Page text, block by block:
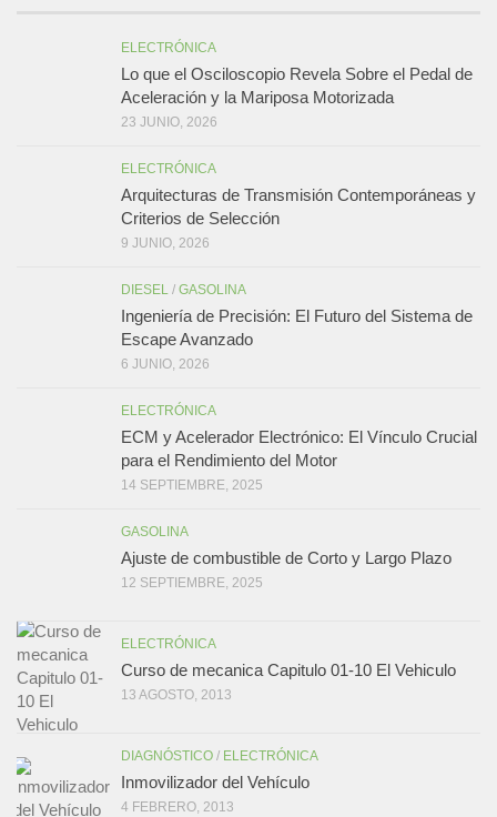
ELECTRÓNICA
Lo que el Osciloscopio Revela Sobre el Pedal de
Aceleración y la Mariposa Motorizada
23 JUNIO, 2026
ELECTRÓNICA
Arquitecturas de Transmisión Contemporáneas y
Criterios de Selección
9 JUNIO, 2026
DIESEL / GASOLINA
Ingeniería de Precisión: El Futuro del Sistema de
Escape Avanzado
6 JUNIO, 2026
ELECTRÓNICA
ECM y Acelerador Electrónico: El Vínculo Crucial
para el Rendimiento del Motor
14 SEPTIEMBRE, 2025
GASOLINA
Ajuste de combustible de Corto y Largo Plazo
12 SEPTIEMBRE, 2025
ELECTRÓNICA
Curso de mecanica Capitulo 01-10 El Vehiculo
13 AGOSTO, 2013
DIAGNÓSTICO / ELECTRÓNICA
Inmovilizador del Vehículo
4 FEBRERO, 2013